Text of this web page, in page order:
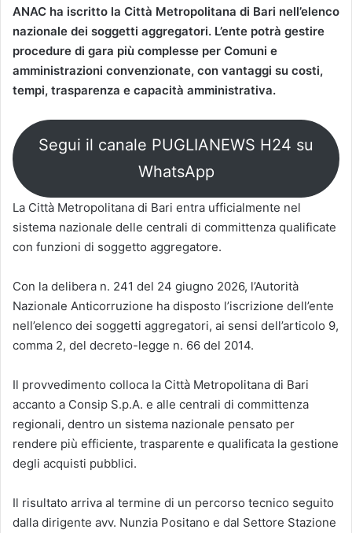
ANAC ha iscritto la Città Metropolitana di Bari nell’elenco
nazionale dei soggetti aggregatori. L’ente potrà gestire
procedure di gara più complesse per Comuni e
amministrazioni convenzionate, con vantaggi su costi,
tempi, trasparenza e capacità amministrativa.
Segui il canale PUGLIANEWS H24 su
WhatsApp
La Città Metropolitana di Bari entra ufficialmente nel
sistema nazionale delle centrali di committenza qualificate
con funzioni di soggetto aggregatore.
Con la delibera n. 241 del 24 giugno 2026, l’Autorità
Nazionale Anticorruzione ha disposto l’iscrizione dell’ente
nell’elenco dei soggetti aggregatori, ai sensi dell’articolo 9,
comma 2, del decreto-legge n. 66 del 2014.
Il provvedimento colloca la Città Metropolitana di Bari
accanto a Consip S.p.A. e alle centrali di committenza
regionali, dentro un sistema nazionale pensato per
rendere più efficiente, trasparente e qualificata la gestione
degli acquisti pubblici.
Il risultato arriva al termine di un percorso tecnico seguito
dalla dirigente avv. Nunzia Positano e dal Settore Stazione